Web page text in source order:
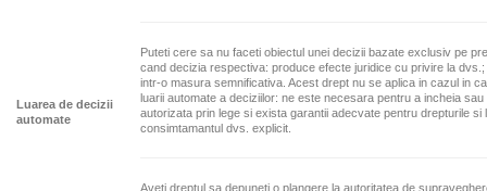
Luarea de decizii
automate
Puteti cere sa nu faceti obiectul unei decizii bazate exclusiv pe
cand decizia respectiva: produce efecte juridice cu privire la
intr-o masura semnificativa. Acest drept nu se aplica in cazul in
luarii automate a deciziilor: ne este necesara pentru a incheia
autorizata prin lege si exista garantii adecvate pentru drepturile
consimtamantul dvs. explicit.
Aveti dreptul sa depuneti o plangere la autoritatea de